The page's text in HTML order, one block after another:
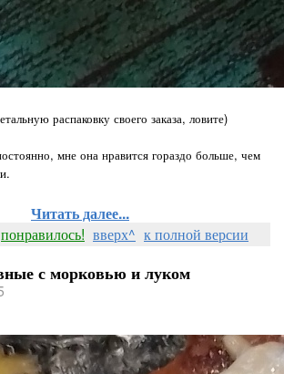
распаковку своего заказа, ловите)
мне она нравится гораздо больше, чем
Читать далее...
понравилось! вверх^ к полной версии
с морковью и луком